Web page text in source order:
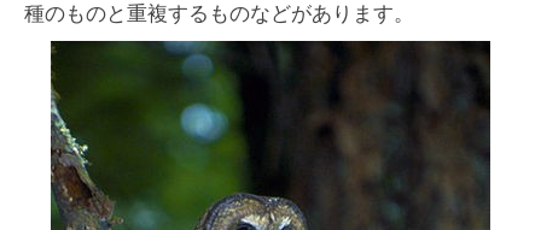
種のものと重複するものなどがあります。